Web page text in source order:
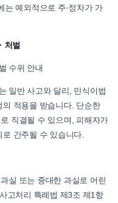
는 예외적으로 주·정차가 가
처벌
수위 안내
일반 사고와 달리, 민식이법
적용을 받습니다. 단순한
직결될 수 있으며, 피해자가
간주될 수 있습니다.
실 또는 중대한 과실로 어린
고처리 특례법 제3조 제1항